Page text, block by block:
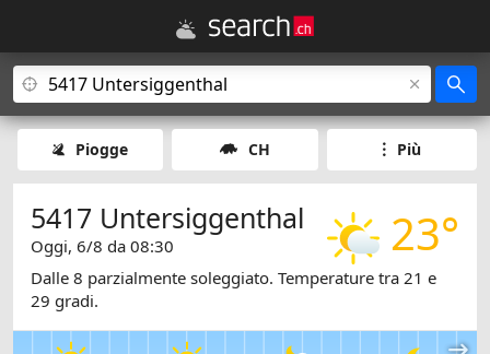
Piogge CH Più
23°
5417 Untersiggenthal
Oggi, 6/8 da 08:30
Dalle 8 parzialmente soleggiato. Temperature tra 21 e
29 gradi.